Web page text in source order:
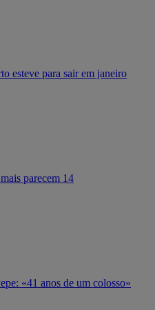
esteve para sair em janeiro
parecem 14
«41 anos de um colosso»